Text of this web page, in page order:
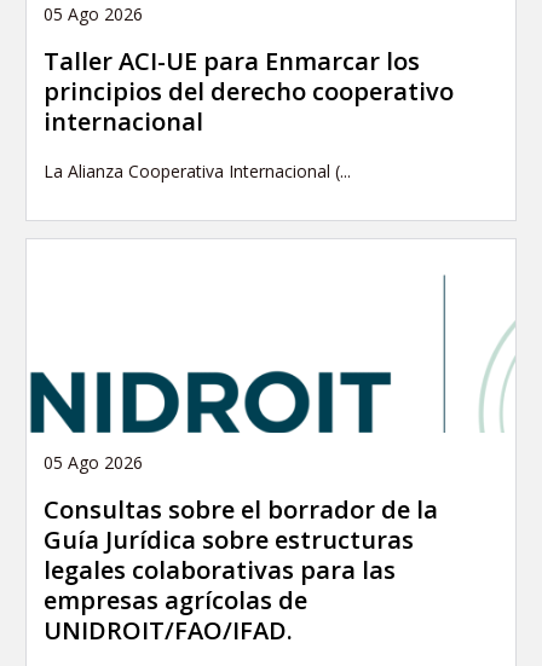
05 Ago 2026
Taller ACI-UE para Enmarcar los
principios del derecho cooperativo
internacional
La Alianza Cooperativa Internacional (...
05 Ago 2026
Consultas sobre el borrador de la
Guía Jurídica sobre estructuras
legales colaborativas para las
empresas agrícolas de
UNIDROIT/FAO/IFAD.